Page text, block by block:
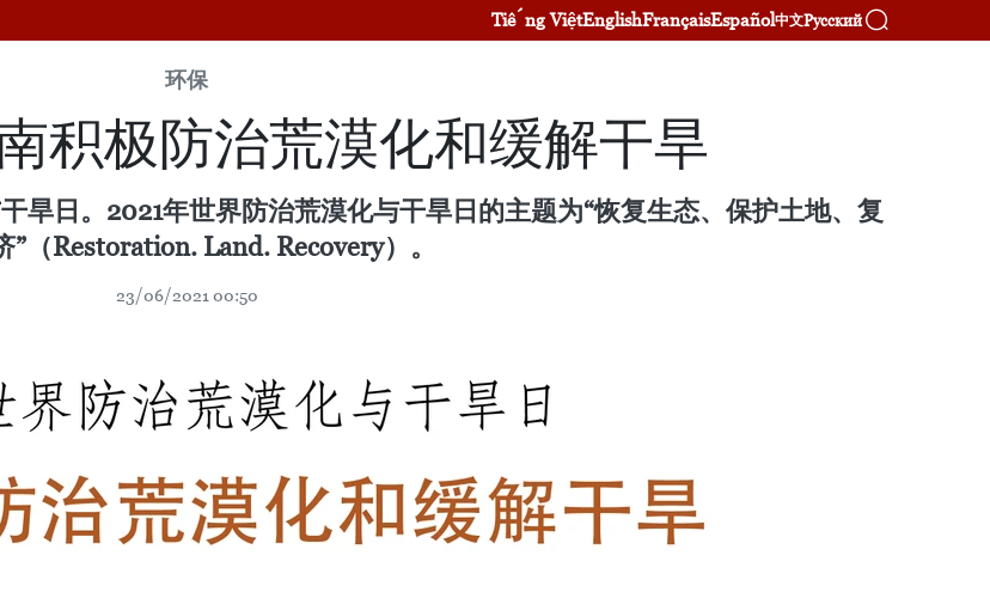
Tiếng ViệtEnglishFrançaisEspañol中文Русский
环保
积极防治荒漠化和缓解干旱
旱日。2021年世界防治荒漠化与干旱日的主题为“恢复生态、保护土地、复
”（Restoration. Land. Recovery）。
23/06/2021 00:50